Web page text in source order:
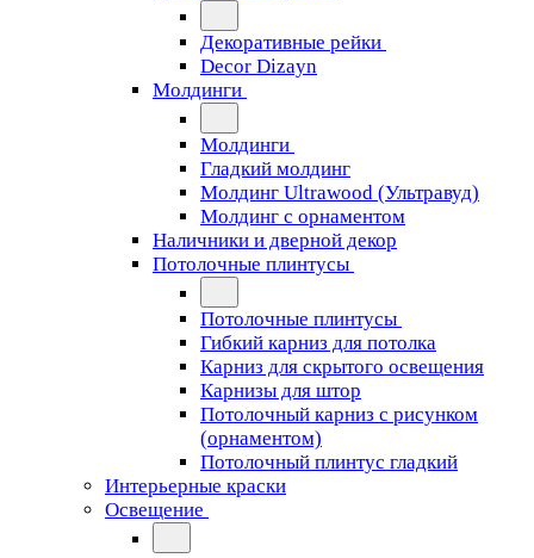
Декоративные рейки
Decor Dizayn
Молдинги
Молдинги
Гладкий молдинг
Молдинг Ultrawood (Ультравуд)
Молдинг с орнаментом
Наличники и дверной декор
Потолочные плинтусы
Потолочные плинтусы
Гибкий карниз для потолка
Карниз для скрытого освещения
Карнизы для штор
Потолочный карниз с рисунком
(орнаментом)
Потолочный плинтус гладкий
Интерьерные краски
Освещение